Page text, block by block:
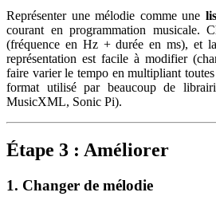
Représenter une mélodie comme une
courant en programmation musicale.
(fréquence en Hz + durée en ms), et
représentation est facile à modifier
faire varier le tempo en multipliant
format utilisé par beaucoup de
MusicXML, Sonic Pi).
Étape 3 : Améliorer
1. Changer de mélodie